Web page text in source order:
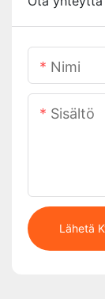
Nimi
Sisältö
Lähetä